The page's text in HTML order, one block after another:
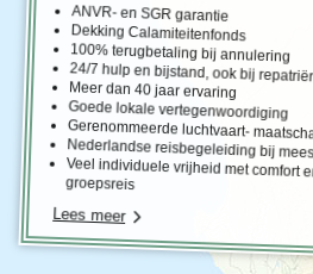
ANVR- en SGR garantie
Dekking Calamiteitenfonds
100% terugbetaling bij annulering
24/7 hulp en bijstand, ook bij
Meer dan 40 jaar ervaring
Goede lokale vertegenwoordiging
Gerenommeerde luchtvaart-
Nederlandse reisbegeleiding bij
Veel individuele vrijheid met comfort
groepsreis
Lees meer